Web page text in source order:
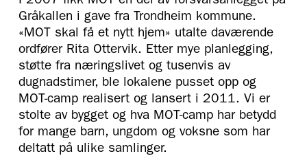
Gråkallen i gave fra Trondheim kommune.
«MOT skal få et nytt hjem» utalte daværende
ordfører Rita Ottervik. Etter mye planlegging,
støtte fra næringslivet og tusenvis av
dugnadstimer, ble lokalene pusset opp og
MOT-camp realisert og lansert i 2011. Vi er
stolte av bygget og hva MOT-camp har betydd
for mange barn, ungdom og voksne som har
deltatt på ulike samlinger.